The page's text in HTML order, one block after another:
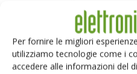
Per fornire le migliori
utilizziamo tecnologie come i
accedere alle informazioni del
dimensione massima di 120.000 Lut.